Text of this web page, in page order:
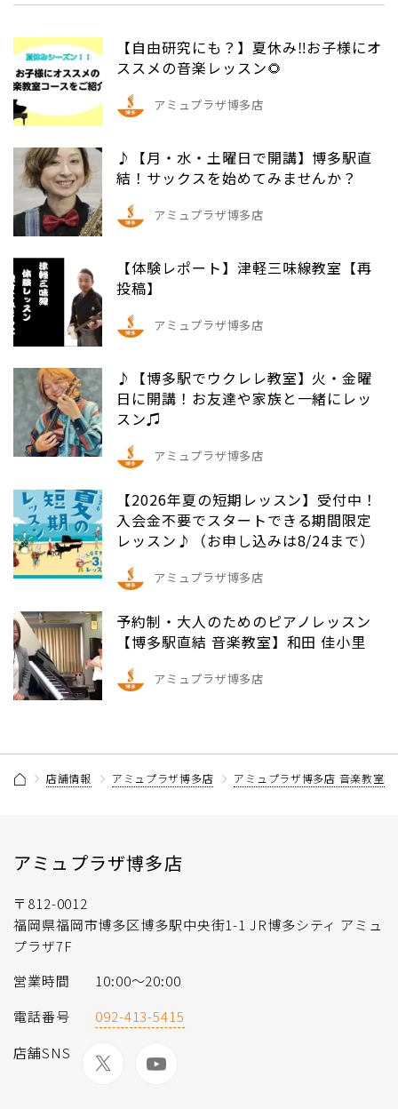
【自由研究にも？】夏休み‼️お子様にオ
ススメの音楽レッスン🌻
アミュプラザ博多店
♪【月・水・土曜日で開講】博多駅直
結！サックスを始めてみませんか？
アミュプラザ博多店
【体験レポート】津軽三味線教室【再
投稿】
アミュプラザ博多店
♪【博多駅でウクレレ教室】火・金曜
日に開講！お友達や家族と一緒にレッ
スン♫
アミュプラザ博多店
【2026年夏の短期レッスン】受付中！
入会金不要でスタートできる期間限定
レッスン♪（お申し込みは8/24まで）
アミュプラザ博多店
予約制・大人のためのピアノレッスン
【博多駅直結 音楽教室】和田 佳小里
アミュプラザ博多店
店舗情報 アミュプラザ博多店 アミュプラザ博多店 音楽教室
アミュプラザ博多店
〒812-0012
福岡県福岡市博多区博多駅中央街1-1 JR博多シティ アミュ
プラザ7F
営業時間
10:00～20:00
電話番号
092-413-5415
店舗SNS